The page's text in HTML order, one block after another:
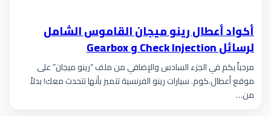
أكواد أعطال رينو ميجان القاموس الشامل
لرسائل Check Injection و Gearbox
مرحباً بكم في الجزء السادس والإضافي من ملف “رينو ميجان” على
موقع أعطال.كوم. سيارات رينو الفرنسية تتميز بأنها تتحدث معك! بدلاً
من…